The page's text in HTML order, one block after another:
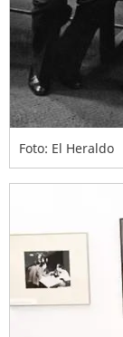
Foto: El Heraldo